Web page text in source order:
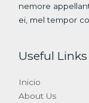
nemore
ei, mel tempor
Useful Links
Inicio
About Us